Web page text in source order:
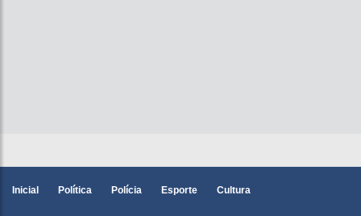
Inicial Política Polícia Esporte Cultura